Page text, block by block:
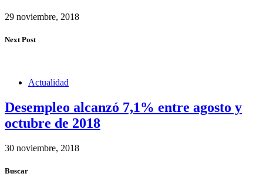
29 noviembre, 2018
Next Post
Actualidad
Desempleo alcanzó 7,1% entre agosto y
octubre de 2018
30 noviembre, 2018
Buscar